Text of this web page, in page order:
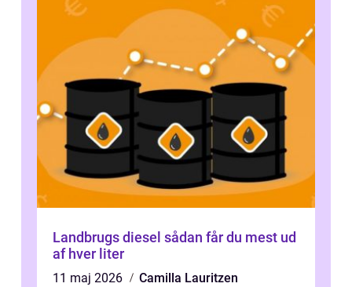
Landbrugs diesel sådan får du mest ud
af hver liter
11 maj 2026
Camilla Lauritzen